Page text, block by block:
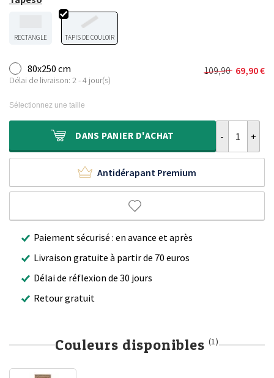
RECTANGLE TAPIS DE COULOIR
80x250 cm
Délai de livraison: 2 - 4 jour(s)
109,90
Le
109,90 €.
69,90€
Le
69,90 €.
Sélectionnez une taille
DANS PANIER D'ACHAT
Antidérapant Premium
Paiement sécurisé : en avance et après
Livraison gratuite à partir de 70 euros
Délai de réflexion de 30 jours
Retour gratuit
Couleurs disponibles (1)